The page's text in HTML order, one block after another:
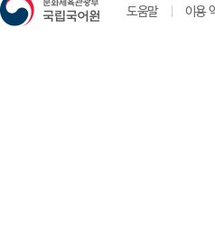
도움말 이용